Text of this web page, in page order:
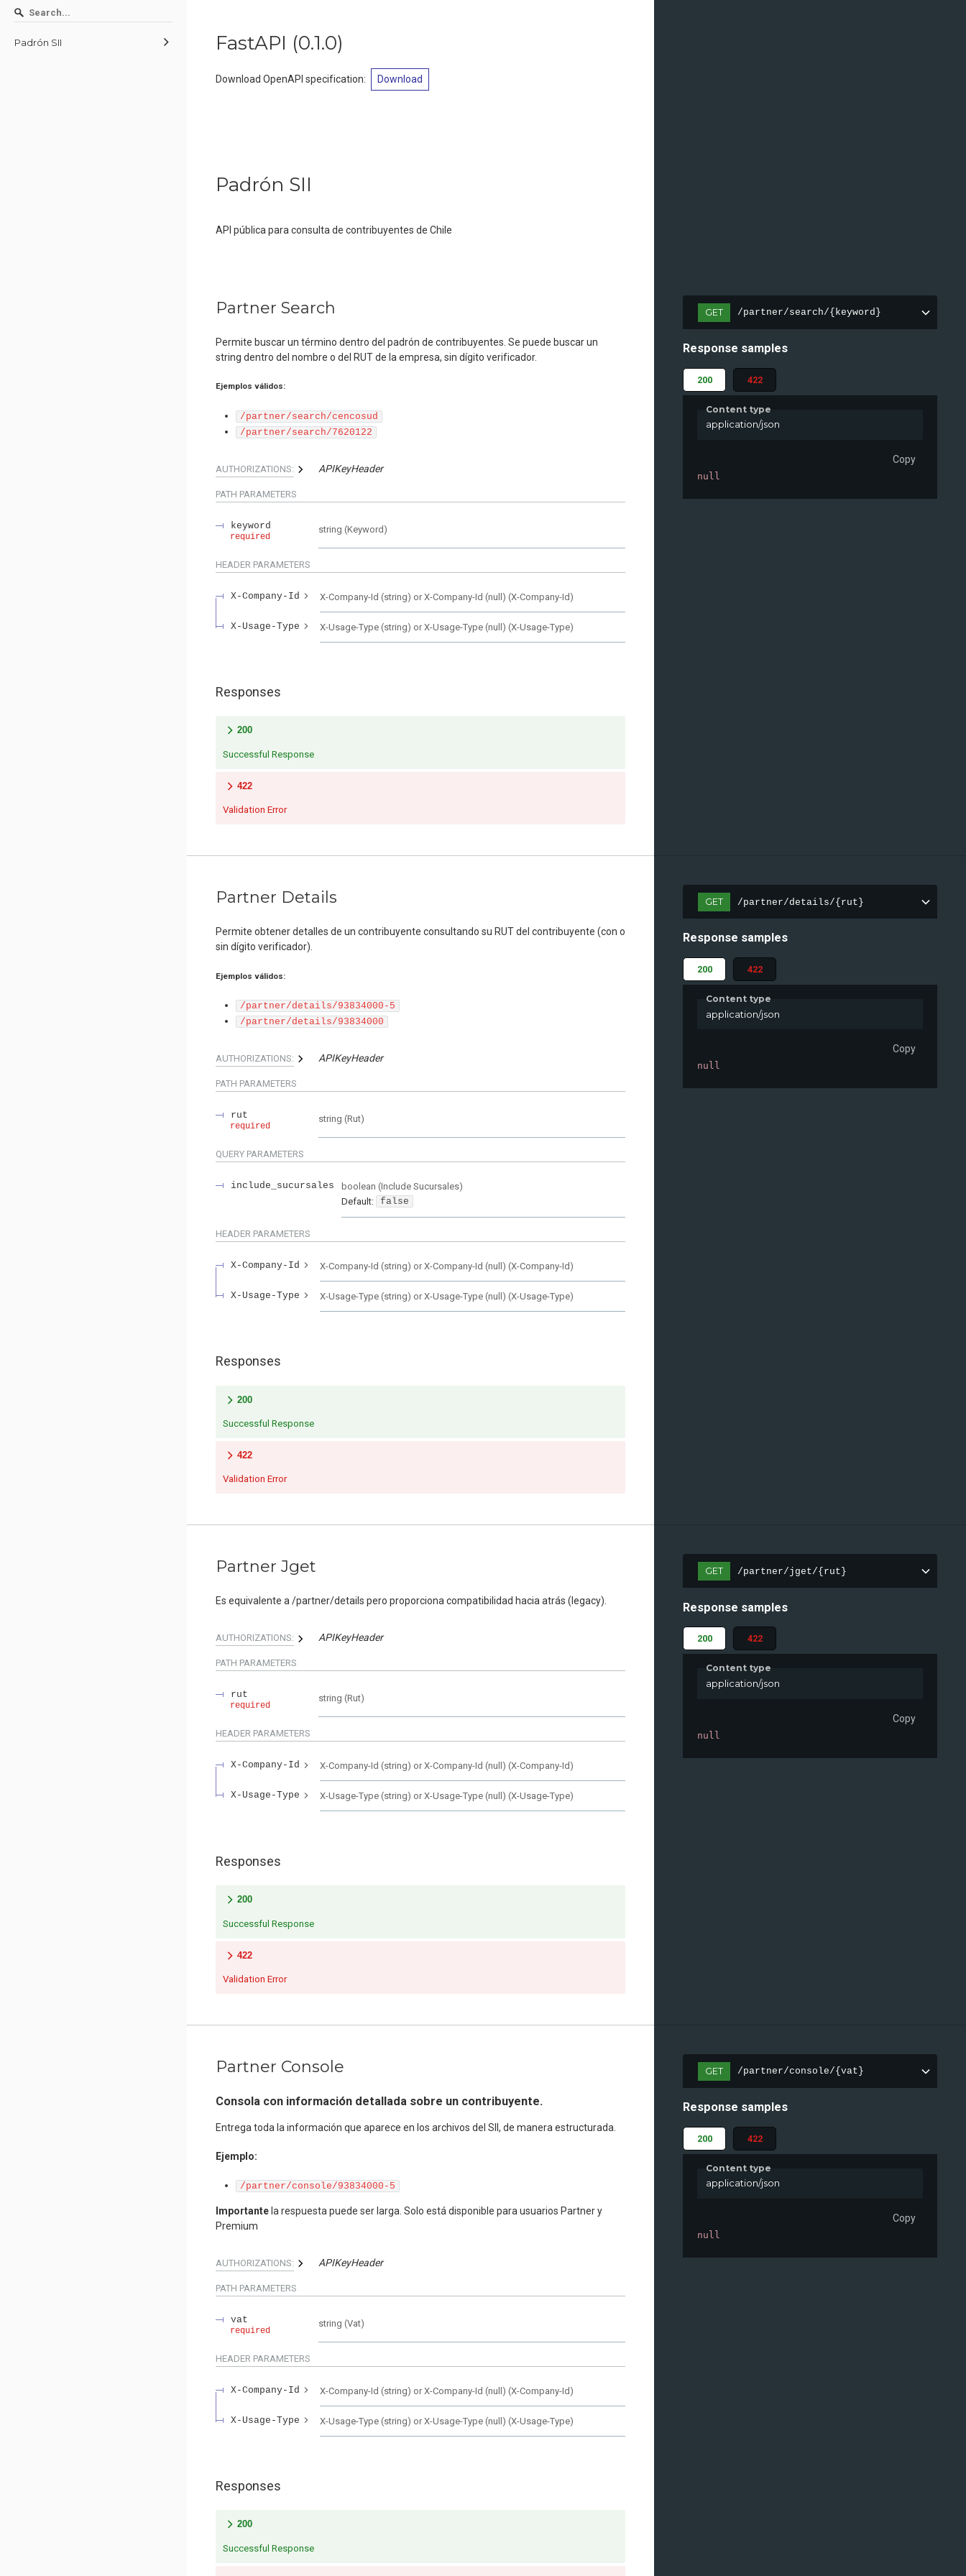
Padrón SII FastAPI (0.1.0)
Download OpenAPI specification: Download
Padrón SII
API pública para consulta de contribuyentes de Chile
Partner Search
Permite buscar un término dentro del padrón de contribuyentes. Se puede buscar un
string dentro del nombre o del RUT de la empresa, sin dígito verificador.
Ejemplos válidos:
/partner/search/cencosud
/partner/search/7620122
AUTHORIZATIONS: APIKeyHeader
PATH PARAMETERS
keyword
required
string (Keyword )
HEADER PARAMETERS
X-Company-Id X-Company-Id (string) or X-Company-Id (null) (X-Company-Id )
X-Usage-Type X-Usage-Type (string) or X-Usage-Type (null) (X-Usage-Type)
Responses
200
Successful Response
422
Validation Error
GET /partner/search/{keyword}
Response samples
200 422
Content type
application/json
Copy
null
Partner Details
Permite obtener detalles de un contribuyente consultando su RUT del contribuyente (con o
sin dígito verificador).
Ejemplos válidos:
/partner/details/93834000-5
/partner/details/93834000
AUTHORIZATIONS: APIKeyHeader
PATH PARAMETERS
rut
required
string (Rut)
QUERY PARAMETERS
include_sucursales boolean (Include Sucursales)
Default:
false
HEADER PARAMETERS
X-Company-Id X-Company-Id (string) or X-Company-Id (null) (X-Company-Id )
X-Usage-Type X-Usage-Type (string) or X-Usage-Type (null) (X-Usage-Type)
Responses
200
Successful Response
422
Validation Error
GET /partner/details/{rut}
Response samples
200 422
Content type
application/json
Copy
null
Partner Jget
Es equivalente a /partner/details pero proporciona compatibilidad hacia atrás (legacy).
AUTHORIZATIONS: APIKeyHeader
PATH PARAMETERS
rut
required
string (Rut)
HEADER PARAMETERS
X-Company-Id X-Company-Id (string) or X-Company-Id (null) (X-Company-Id )
X-Usage-Type X-Usage-Type (string) or X-Usage-Type (null) (X-Usage-Type)
Responses
200
Successful Response
422
Validation Error
GET /partner/jget/{rut}
Response samples
200 422
Content type
application/json
Copy
null
Partner Console
Consola con información detallada sobre un contribuyente.
Entrega toda la información que aparece en los archivos del SII, de manera estructurada.
Ejemplo:
/partner/console/93834000-5
Importantela respuesta puede ser larga. Solo está disponible para usuarios Partner y
Premium
AUTHORIZATIONS: APIKeyHeader
PATH PARAMETERS
vat
required
string (Vat)
HEADER PARAMETERS
X-Company-Id X-Company-Id (string) or X-Company-Id (null) (X-Company-Id )
X-Usage-Type X-Usage-Type (string) or X-Usage-Type (null) (X-Usage-Type)
Responses
200
Successful Response
GET /partner/console/{vat}
Response samples
200 422
Content type
application/json
Copy
null